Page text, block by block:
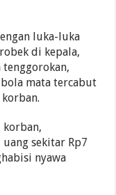
luka-luka
di kepala,
mata tercabut
korban,
sekitar Rp7
nyawa